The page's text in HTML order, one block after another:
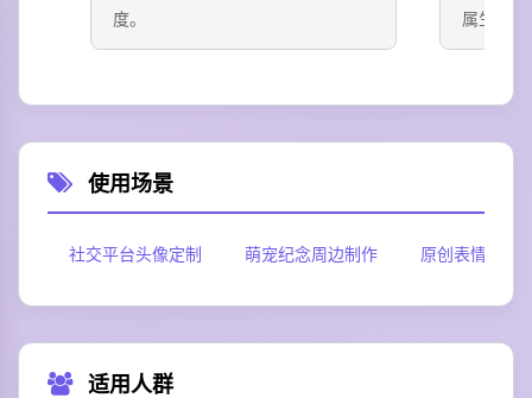
度。
属生成
使用场景
社交平台头像定制 萌宠纪念周边制作 原创表情包创
适用人群